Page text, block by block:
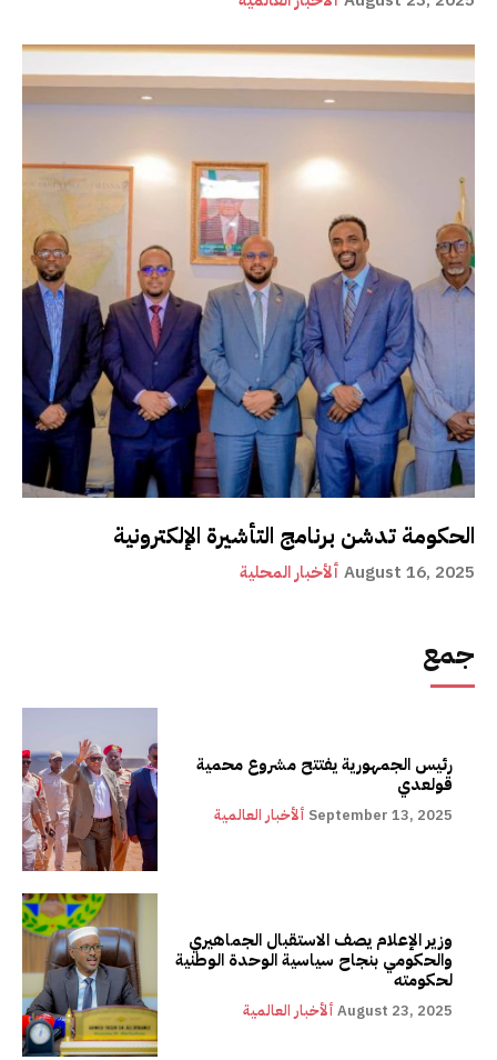
الحكومة تدشن برنامج التأشيرة الإلكترونية
ألأخبار المحلية August 16, 2025
جمع
رئيس الجمهورية يفتتح مشروع محمية
قولعدي
ألأخبار العالمية September 13, 2025
وزير الإعلام يصف الاستقبال الجماهيري
والحكومي بنجاح سياسية الوحدة الوطنية
لحكومته
ألأخبار العالمية August 23, 2025